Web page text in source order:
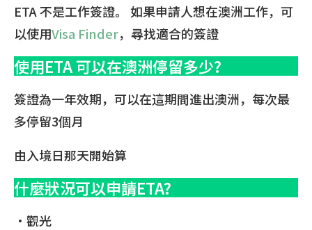
ETA 不是工作簽證。 如果申請人想在澳洲工作，可
以使用Visa Finder，尋找適合的簽證
使用ETA 可以在澳洲停留多少?
簽證為一年效期，可以在這期間進出澳洲，每次最
多停留3個月
由入境日那天開始算
什麼狀況可以申請ETA?
•觀光